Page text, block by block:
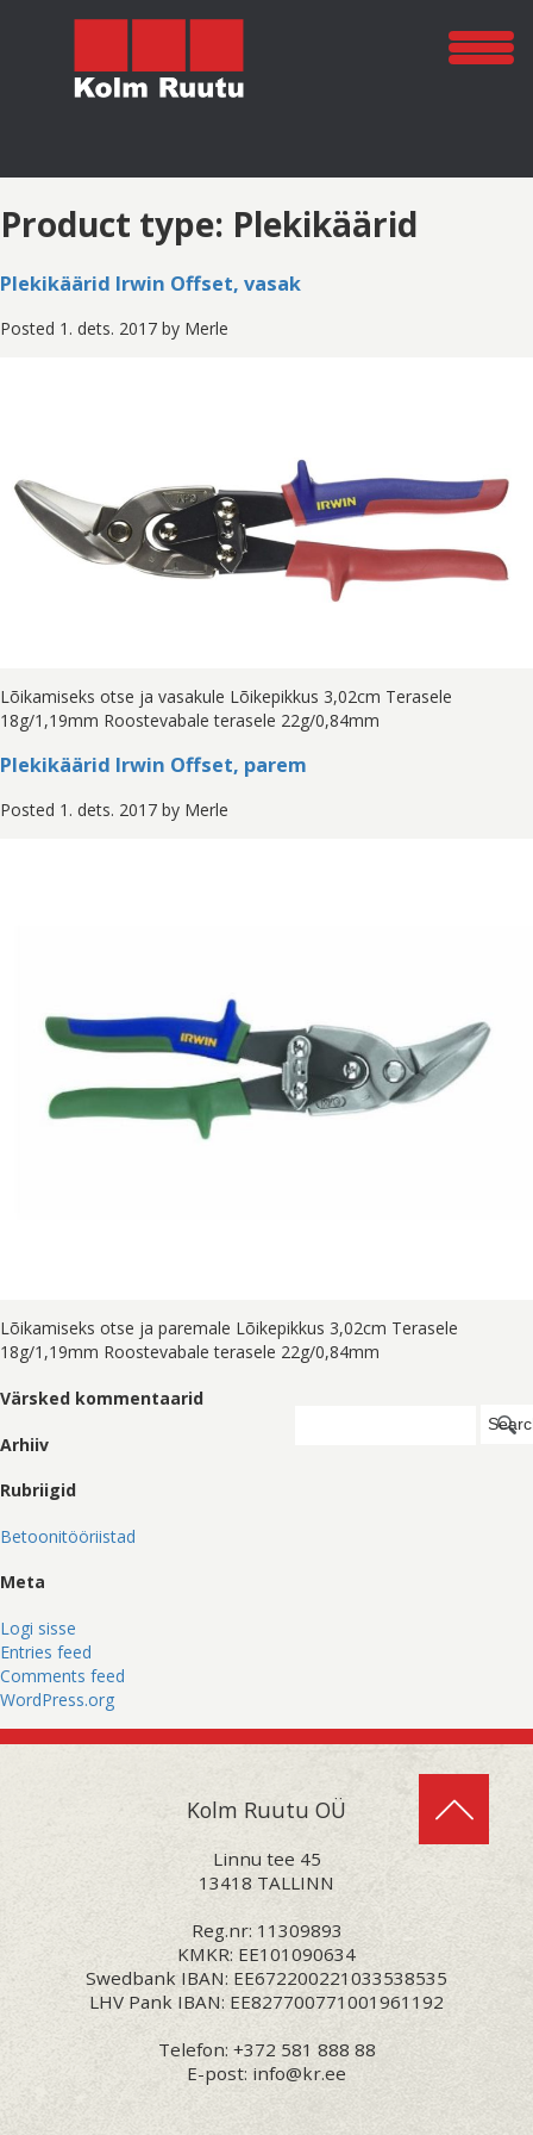
Product type: Plekikäärid
Plekikäärid Irwin Offset, vasak
Posted 1. dets. 2017 by Merle
Lõikamiseks otse ja vasakule Lõikepikkus 3,02cm Terasele
18g/1,19mm Roostevabale terasele 22g/0,84mm
Plekikäärid Irwin Offset, parem
Posted 1. dets. 2017 by Merle
Lõikamiseks otse ja paremale Lõikepikkus 3,02cm Terasele
18g/1,19mm Roostevabale terasele 22g/0,84mm
Värsked kommentaarid
Arhiiv
Rubriigid
Betoonitööriistad
Meta
Logi sisse
Entries feed
Comments feed
WordPress.org
Kolm Ruutu OÜ
Linnu tee 45
13418 TALLINN
Reg.nr: 11309893
KMKR: EE101090634
Swedbank IBAN: EE672200221033538535
LHV Pank IBAN: EE827700771001961192
Telefon: +372 581 888 88
E-post: info@kr.ee